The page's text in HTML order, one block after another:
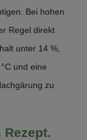
Bei hohen
Regel direkt
unter 14 %,
und eine
zu
Rezept.